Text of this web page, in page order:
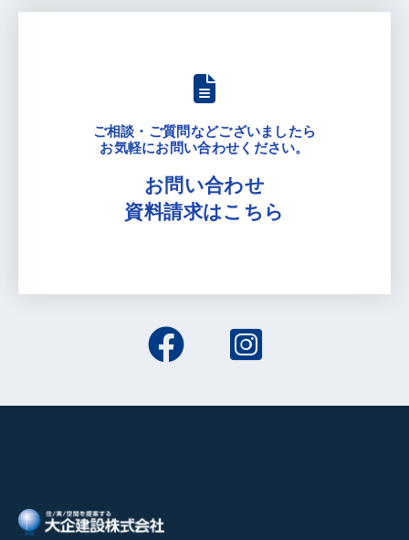
ご相談・ご質問などございましたら
お気軽にお問い合わせください。
お問い合わせ
資料請求はこちら